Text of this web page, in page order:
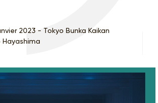
2023 - Tokyo Bunka Kaikan
Hayashima